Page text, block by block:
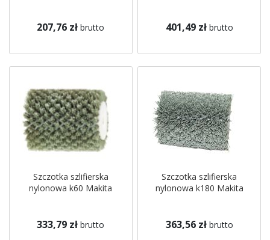
207,76 zł brutto 401,49 zł brutto
Szczotka szlifierska
nylonowa k60 Makita
333,79 zł brutto
Szczotka szlifierska
nylonowa k180 Makita
363,56 zł brutto